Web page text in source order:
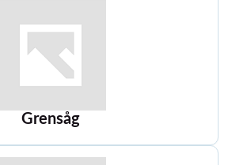
Grensåg